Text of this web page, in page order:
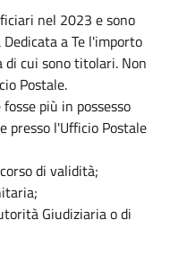
nel 2023 e sono
a Te l'importo
cui sono titolari. Non
Postale.
più in possesso
presso l'Ufficio Postale
di validità;
Giudiziaria o di